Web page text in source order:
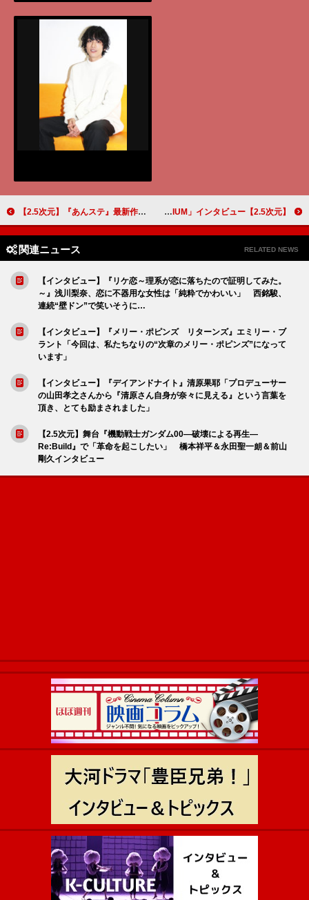
【2.5次元】『あんステ』最新作に出演中！ 注目の若手俳優・渡邉駿輝＆副島和樹が語る、役者としての成長 【2.5次元】吉田広大＆森田桐矢が松本岳に口説きのテクを伝授！ 舞台「私のホストちゃん THE PREMIUM」インタビュー
関連ニュース RELATED NEWS
【インタビュー】『リケ恋～理系が恋に落ちたので証明してみた。
～』浅川梨奈、恋に不器用な女性は「純粋でかわいい」 西銘駿、
連続“壁ドン”で笑いそうに…
【インタビュー】『メリー・ポピンズ リターンズ』エミリー・ブ
ラント「今回は、私たちなりの“次章のメリー・ポピンズ”になって
います」
【インタビュー】『デイアンドナイト』清原果耶「プロデューサー
の山田孝之さんから『清原さん自身が奈々に見える』という言葉を
頂き、とても励まされました」
【2.5次元】舞台『機動戦士ガンダム00—破壊による再生—
Re:Build』で「革命を起こしたい」 橋本祥平＆永田聖一朗＆前山
剛久インタビュー